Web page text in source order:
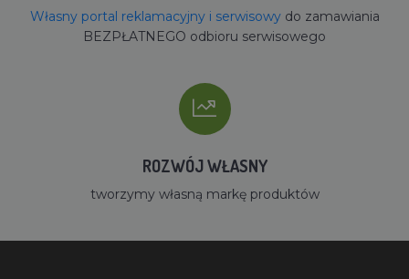
Własny portal reklamacyjny i serwisowydo zamawiania
BEZPŁATNEGO odbioru serwisowego
ROZWÓJ WŁASNY
tworzymy własną markę produktów